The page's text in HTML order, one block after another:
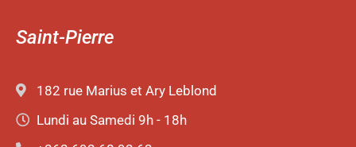
Saint-Pierre
182 rue Marius et Ary Leblond
Lundi au Samedi 9h - 18h